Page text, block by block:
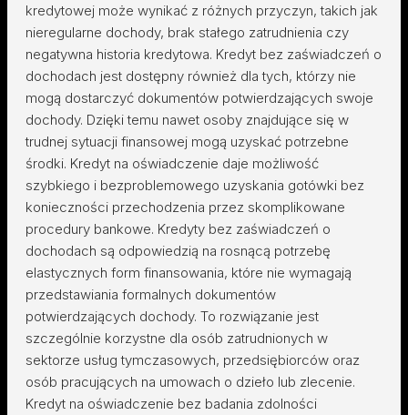
kredytowej może wynikać z różnych przyczyn, takich jak
nieregularne dochody, brak stałego zatrudnienia czy
negatywna historia kredytowa. Kredyt bez zaświadczeń o
dochodach jest dostępny również dla tych, którzy nie
mogą dostarczyć dokumentów potwierdzających swoje
dochody. Dzięki temu nawet osoby znajdujące się w
trudnej sytuacji finansowej mogą uzyskać potrzebne
środki. Kredyt na oświadczenie daje możliwość
szybkiego i bezproblemowego uzyskania gotówki bez
konieczności przechodzenia przez skomplikowane
procedury bankowe. Kredyty bez zaświadczeń o
dochodach są odpowiedzią na rosnącą potrzebę
elastycznych form finansowania, które nie wymagają
przedstawiania formalnych dokumentów
potwierdzających dochody. To rozwiązanie jest
szczególnie korzystne dla osób zatrudnionych w
sektorze usług tymczasowych, przedsiębiorców oraz
osób pracujących na umowach o dzieło lub zlecenie.
Kredyt na oświadczenie bez badania zdolności